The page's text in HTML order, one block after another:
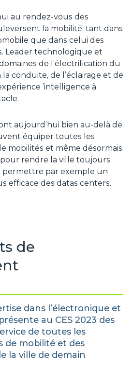
au rendez-vous des
la mobilité, tant dans
que dans celui des
Leader technologique et
de l’électrification du
la conduite, de l’éclairage et de
’intelligence à
aujourd’hui bien au-delà de
équiper toutes les
mobilités et même désormais
rendre la ville toujours
par exemple un
efficace des datas centers.
de
dans l’électronique et
au CES 2023 des
de toutes les
de mobilité et des
la ville de demain